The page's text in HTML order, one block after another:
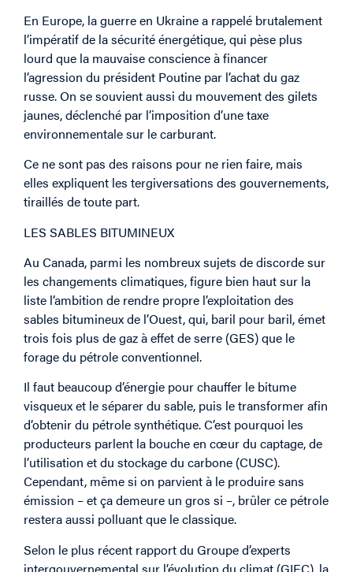
En Europe, la guerre en Ukraine a rappelé brutalement
l’impératif de la sécurité énergétique, qui pèse plus
lourd que la mauvaise conscience à financer
l’agression du président Poutine par l’achat du gaz
russe. On se souvient aussi du mouvement des gilets
jaunes, déclenché par l’imposition d’une taxe
environnementale sur le carburant.
Ce ne sont pas des raisons pour ne rien faire, mais
elles expliquent les tergiversations des gouvernements,
tiraillés de toute part.
LES SABLES BITUMINEUX
Au Canada, parmi les nombreux sujets de discorde sur
les changements climatiques, figure bien haut sur la
liste l’ambition de rendre propre l’exploitation des
sables bitumineux de l’Ouest, qui, baril pour baril, émet
trois fois plus de gaz à effet de serre (GES) que le
forage du pétrole conventionnel.
Il faut beaucoup d’énergie pour chauffer le bitume
visqueux et le séparer du sable, puis le transformer afin
d’obtenir du pétrole synthétique. C’est pourquoi les
producteurs parlent la bouche en cœur du captage, de
l’utilisation et du stockage du carbone (CUSC).
Cependant, même si on parvient à le produire sans
émission – et ça demeure un gros si –, brûler ce pétrole
restera aussi polluant que le classique.
Selon le plus récent rapport du Groupe d’experts
intergouvernemental sur l’évolution du climat (GIEC), la